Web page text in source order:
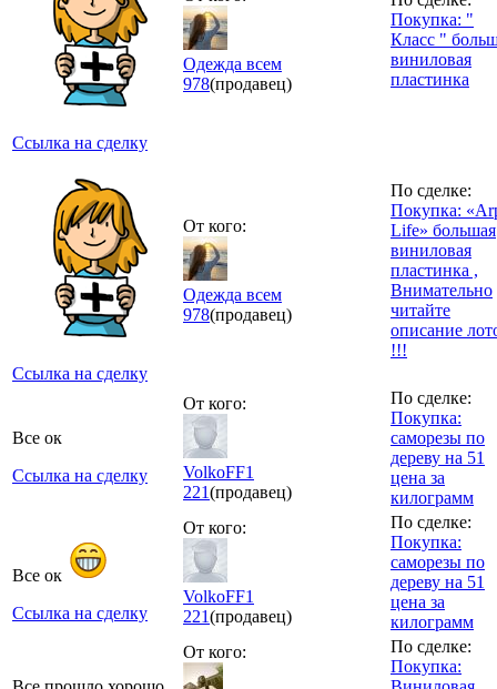
Ссылка на сделку
Одежда всем
978(продавец)
Покупка: "
Класс "
виниловая
пластинка
Ссылка на сделку
От кого:
Одежда всем
978(продавец)
По сделке:
Покупка:
Life» большая
виниловая
пластинка ,
Внимательно
читайте
описание
!!!
Все ок
Ссылка на сделку
От кого:
VolkoFF1
221(продавец)
По сделке:
Покупка:
саморезы по
дереву на 51
цена за
килограмм
Все ок
Ссылка на сделку
От кого:
VolkoFF1
221(продавец)
По сделке:
Покупка:
саморезы по
дереву на 51
цена за
килограмм
От кого:
По сделке:
Покупка: